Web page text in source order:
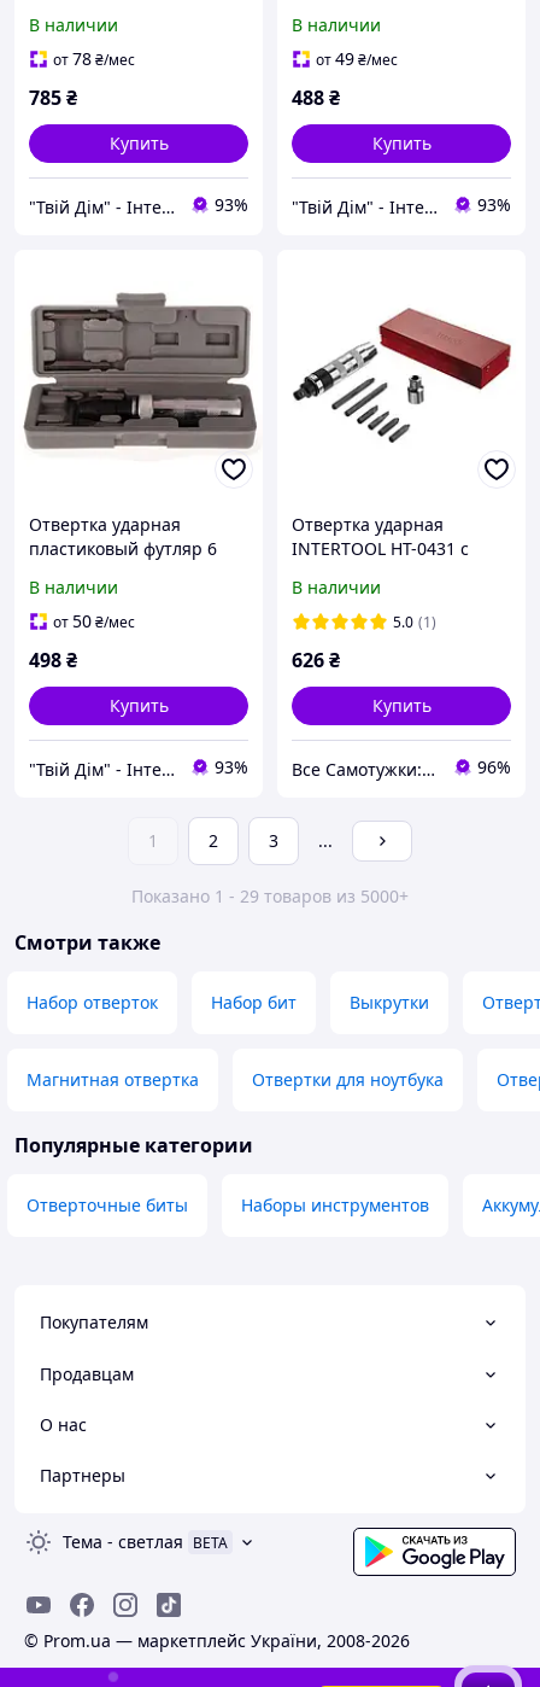
ТМKubis
В наличии
от78₴/мес
785₴
Купить
"Твій Дім" - Інтернет-гіпермаркет 93%
МАСТЕР
В наличии
от49₴/мес
488₴
Купить
"Твій Дім" - Інтернет-гіпермаркет 93%
Отвертка ударная
пластиковый футляр 6
ТМMASTER TOOL
В наличии
от50₴/мес
498₴
Купить
"Твій Дім" - Інтернет-гіпермаркет 93%
Отвертка ударная
INTERTOOL HT-0431 с
В наличии
5.0 (1)
626₴
Купить
Все Самотужки: магазин елементів кріплення, товарів для саду та дому 96%
1 2 3 ...
Показано 1 - 29 товаров из 5000+
Смотри также
Набор отверток Набор бит Выкрутки
Магнитная отвертка Отвертки для ноутбука
Популярные категории
Отверточные биты Наборы инструментов
Покупателям
Продавцам
О нас
Партнеры
Тема - светлая BETA
© Prom.ua — маркетплейс України, 2008-2026